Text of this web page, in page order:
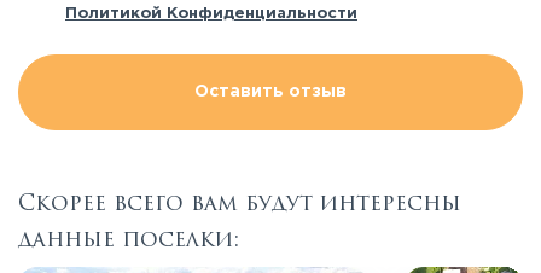
Политикой Конфиденциальности
Оставить отзыв
Скорее всего вам будут интересны
данные поселки: